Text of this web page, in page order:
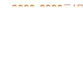
2000-3000元/月